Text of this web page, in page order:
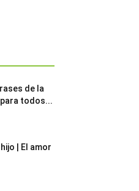
de la
todos...
| El amor